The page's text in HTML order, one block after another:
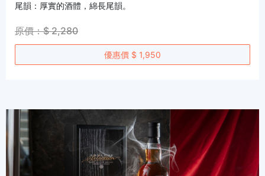
尾韻：厚實的酒體，綿長尾韻。
原價：$ 2,280
優惠價 $ 1,950